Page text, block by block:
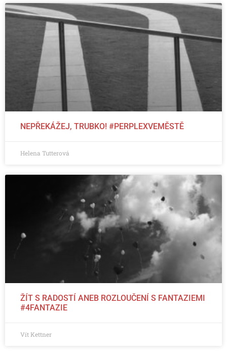
NEPŘEKÁŽEJ, TRUBKO! #PERPLEXVEMĚSTĚ
Helena Tutterová
ŽÍT S RADOSTÍ ANEB ROZLOUČENÍ S FANTAZIEMI
#4FANTAZIE
Vít Kettner